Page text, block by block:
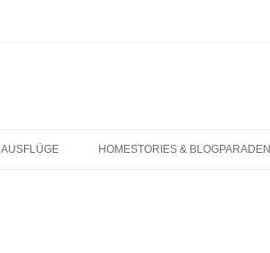
AUSFLÜGE HOMESTORIES & BLOGPARADEN